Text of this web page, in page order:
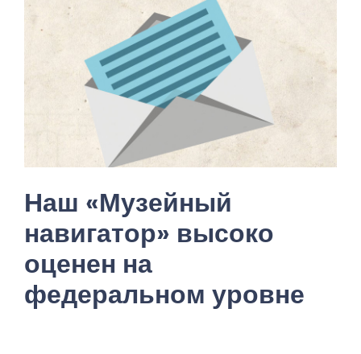
Наш «Музейный
навигатор» высоко
оценен на
федеральном уровне